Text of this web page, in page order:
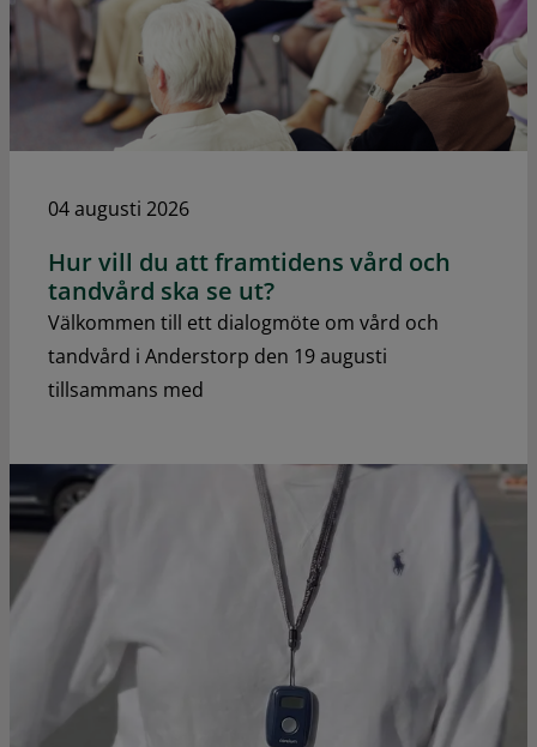
04 augusti 2026
Hur vill du att framtidens vård och
tandvård ska se ut?
Välkommen till ett dialogmöte om vård och
tandvård i Anderstorp den 19 augusti
tillsammans med